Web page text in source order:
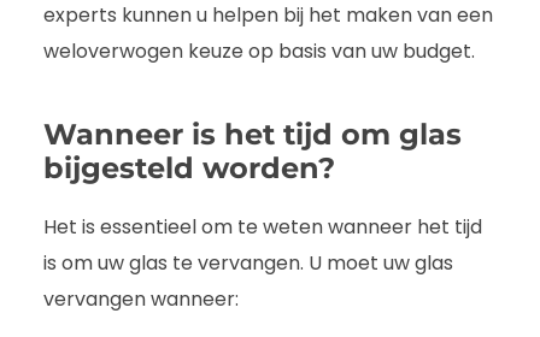
experts kunnen u helpen bij het maken van een
weloverwogen keuze op basis van uw budget.
Wanneer is het tijd om glas
bijgesteld worden?
Het is essentieel om te weten wanneer het tijd
is om uw glas te vervangen. U moet uw glas
vervangen wanneer: